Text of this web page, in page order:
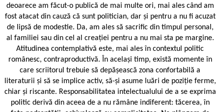
deoarece am făcut-o publică de mai multe ori, mai ales când am
fost atacat din cauză că sunt politician, dar și pentru a nu fi acuzat
de lipsă de modestie. Da, am ales să sacrific din timpul personal,
al familiei sau din cel al creației pentru a nu mai sta pe margine.
Atitudinea contemplativă este, mai ales în contextul politic
românesc, contraproductivă. În același timp, există momente în
care scriitorul trebuie să depășească zona confortabilă a
literaturii și să se implice activ, să-și asume luări de poziție ferme,
chiar și riscante. Responsabilitatea intelectualului de a se exprima
politic derivă din aceea de a nu rămâne indiferent: tăcerea, în